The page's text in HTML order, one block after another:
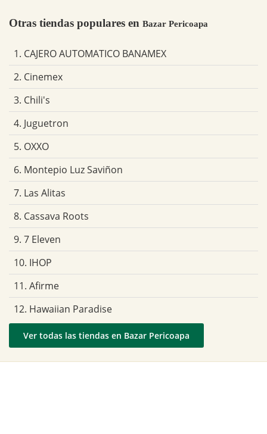
Otras tiendas populares en Bazar Pericoapa
1. CAJERO AUTOMATICO BANAMEX
2. Cinemex
3. Chili's
4. Juguetron
5. OXXO
6. Montepio Luz Saviñon
7. Las Alitas
8. Cassava Roots
9. 7 Eleven
10. IHOP
11. Afirme
12. Hawaiian Paradise
Ver todas las tiendas en Bazar Pericoapa